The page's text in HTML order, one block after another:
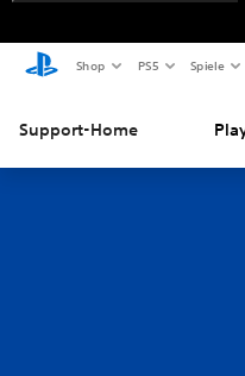
Shop PS5 Spiele
Support-Home